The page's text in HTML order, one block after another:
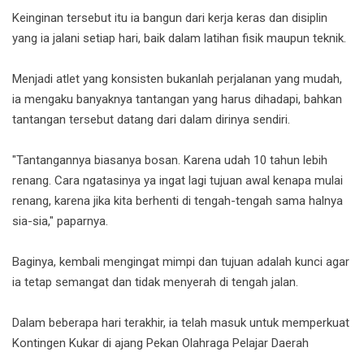
Keinginan tersebut itu ia bangun dari kerja keras dan disiplin
yang ia jalani setiap hari, baik dalam latihan fisik maupun teknik.
Menjadi atlet yang konsisten bukanlah perjalanan yang mudah,
ia mengaku banyaknya tantangan yang harus dihadapi, bahkan
tantangan tersebut datang dari dalam dirinya sendiri.
"Tantangannya biasanya bosan. Karena udah 10 tahun lebih
renang. Cara ngatasinya ya ingat lagi tujuan awal kenapa mulai
renang, karena jika kita berhenti di tengah-tengah sama halnya
sia-sia," paparnya.
Baginya, kembali mengingat mimpi dan tujuan adalah kunci agar
ia tetap semangat dan tidak menyerah di tengah jalan.
Dalam beberapa hari terakhir, ia telah masuk untuk memperkuat
Kontingen Kukar di ajang Pekan Olahraga Pelajar Daerah